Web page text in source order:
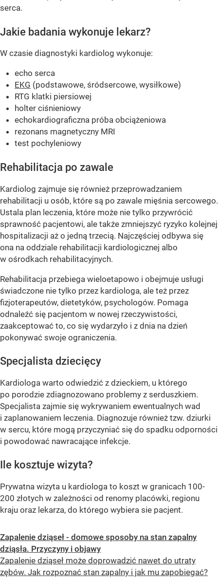
serca.
Jakie badania wykonuje lekarz?
W czasie diagnostyki kardiolog wykonuje:
echo serca
EKG (podstawowe, śródsercowe, wysiłkowe)
RTG klatki piersiowej
holter ciśnieniowy
echokardiograficzna próba obciążeniowa
rezonans magnetyczny MRI
test pochyleniowy
Rehabilitacja po zawale
Kardiolog zajmuje się również przeprowadzaniem
rehabilitacji u osób, które są po zawale mięśnia sercowego.
Ustala plan leczenia, które może nie tylko przywrócić
sprawność pacjentowi, ale także zmniejszyć ryzyko kolejnej
hospitalizacji aż o jedną trzecią. Najczęściej odbywa się
ona na oddziale rehabilitacji kardiologicznej albo
w ośrodkach rehabilitacyjnych.
Rehabilitacja przebiega wieloetapowo i obejmuje usługi
świadczone nie tylko przez kardiologa, ale też przez
fizjoterapeutów, dietetyków, psychologów. Pomaga
odnaleźć się pacjentom w nowej rzeczywistości,
zaakceptować to, co się wydarzyło i z dnia na dzień
pokonywać swoje ograniczenia.
Specjalista dziecięcy
Kardiologa warto odwiedzić z dzieckiem, u którego
po porodzie zdiagnozowano problemy z serduszkiem.
Specjalista zajmie się wykrywaniem ewentualnych wad
i zaplanowaniem leczenia. Diagnozuje również tzw. dziurki
w sercu, które mogą przyczyniać się do spadku odporności
i powodować nawracające infekcje.
Ile kosztuje wizyta?
Prywatna wizyta u kardiologa to koszt w granicach 100-
200 złotych w zależności od renomy placówki, regionu
kraju oraz lekarza, do którego wybiera sie pacjent.
Zapalenie dziąseł - domowe sposoby na stan zapalny
dziąsła. Przyczyny i objawy
Zapalenie dziąseł może doprowadzić nawet do utraty
zębów. Jak rozpoznać stan zapalny i jak mu zapobiegać?